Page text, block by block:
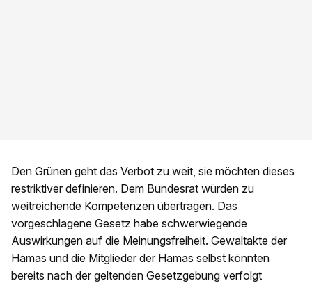
Den Grünen geht das Verbot zu weit, sie möchten dieses
restriktiver definieren. Dem Bundesrat würden zu
weitreichende Kompetenzen übertragen. Das
vorgeschlagene Gesetz habe schwerwiegende
Auswirkungen auf die Meinungsfreiheit. Gewaltakte der
Hamas und die Mitglieder der Hamas selbst könnten
bereits nach der geltenden Gesetzgebung verfolgt